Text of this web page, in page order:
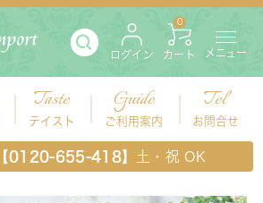
ログイン カート
0
メニュー
Taste
テイスト
Guide
ご利用案内
Tel
お問合せ
【0120-655-418】 土・祝 OK